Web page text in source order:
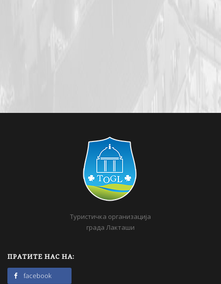
Туристичка организација
града Лакташи
ПРАТИТЕ НАС НА:
facebook